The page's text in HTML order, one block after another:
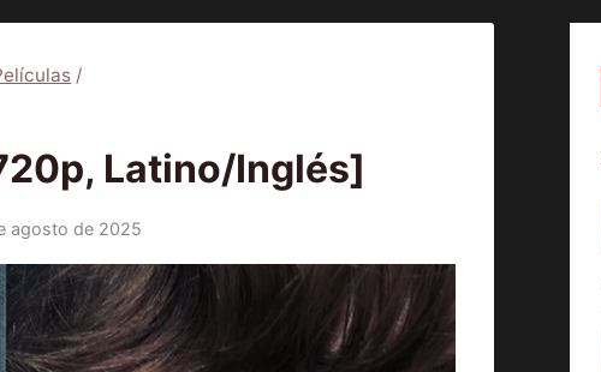
/
Latino/Inglés]
agosto de 2025